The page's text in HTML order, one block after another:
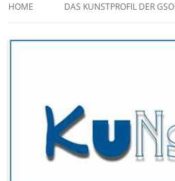
HOME DAS KUNSTPROFIL DER GSO